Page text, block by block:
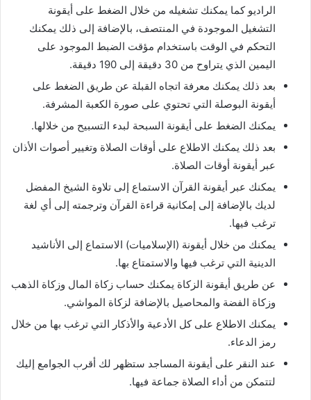
الراديو كما يمكنك تشغيله من خلال الضغط على أيقونة
التشغيل الموجودة في المنتصف، بالإضافة إلى ذلك يمكنك
التحكم في الوقت باستخدام مؤقت الضبط الموجود على
اليمين الذي يتراوح من 30 دقيقة إلى 190 دقيقة.
بعد ذلك يمكنك معرفة اتجاه القبلة عن طريق الضغط على
أيقونة البوصلة التي تحتوي على صورة الكعبة المشرفة.
يمكنك الضغط على أيقونة السبحة لبدء التسبيح من خلالها.
بعد ذلك يمكنك الاطلاع على أوقات الصلاة وتغيير أصوات الأذان
عبر أيقونة أوقات الصلاة.
يمكنك عبر أيقونة القرآن الاستماع إلى تلاوة الشيخ المفضل
لديك بالإضافة إلى إمكانية قراءة القرآن وترجمته إلى أي لغة
ترغب فيها.
يمكنك من خلال أيقونة (الإسلاميات) الاستماع إلى الأناشيد
الدينية التي ترغب فيها والاستمتاع بها.
عن طريق أيقونة الزكاة يمكنك حساب زكاة المال وزكاة الذهب
وزكاة الفضة والمحاصيل بالإضافة لزكاة المواشي.
يمكنك الاطلاع على كل الأدعية والأذكار التي ترغب بها من خلال
رمز الدعاء.
عند النقر على أيقونة المساجد ستظهر لك أقرب الجوامع إليك
لتتمكن من أداء الصلاة جماعة فيها.